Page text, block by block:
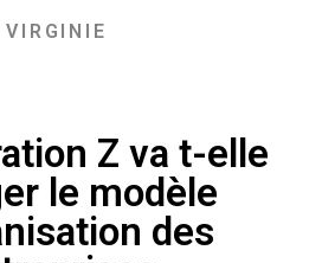
VIRGINIE
Z va t-elle
le modèle
des